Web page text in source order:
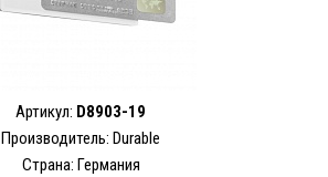
Артикул: D8903-19
Производитель: Durable
Страна: Германия